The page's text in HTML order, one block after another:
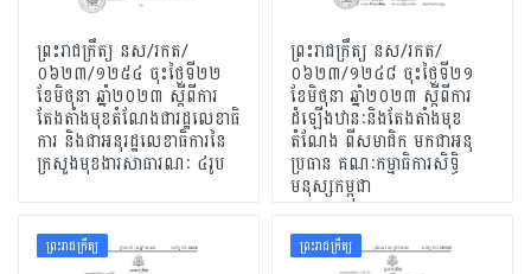
ព្រះរាជក្រឹត្យ នស/រកត/
០៦២៣/១២៥៤ ចុះថ្ងៃទី២២
ខែមិថុនា ឆ្នាំ២០២៣ ស្តីពីការ
តែងតាំងមុខតំណែងជារដ្ឋលេខាធិ
ការ និងជាអនុរដ្ឋលេខាធិការនៃ
ក្រសួងមុខងារសាធារណៈ ៤រូប
ព្រះរាជក្រឹត្យ នស/រកត/
០៦២៣/១២៤៨ ចុះថ្ងៃទី២១
ខែមិថុនា ឆ្នាំ២០២៣ ស្តីពីការ
ដំឡើងឋានៈនិងតែងតាំងមុខ
តំណែង ពីសមាជិក មកជាអនុ
ប្រធាន គណៈកម្មាធិការសិទ្ធិ
មនុស្សកម្ពុជា
ព្រះរាជក្រឹត្យ ព្រះរាជក្រឹត្យ